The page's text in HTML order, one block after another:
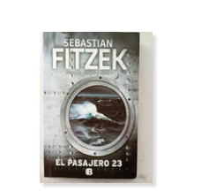
50%
dcto.